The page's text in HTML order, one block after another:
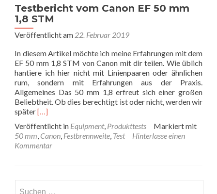
Testbericht vom Canon EF 50 mm
1,8 STM
Veröffentlicht am 22. Februar 2019
In diesem Artikel möchte ich meine Erfahrungen mit dem
EF 50 mm 1,8 STM von Canon mit dir teilen. Wie üblich
hantiere ich hier nicht mit Linienpaaren oder ähnlichen
rum, sondern mit Erfahrungen aus der Praxis.
Allgemeines Das 50 mm 1,8 erfreut sich einer großen
Beliebtheit. Ob dies berechtigt ist oder nicht, werden wir
späterRead
about
Testbericht
vom
50
mm
[…]
Veröffentlicht in Equipment, Produkttests
Markiert mit
50 mm, Canon, Festbrennweite, Test
Hinterlasse einen
Kommentar